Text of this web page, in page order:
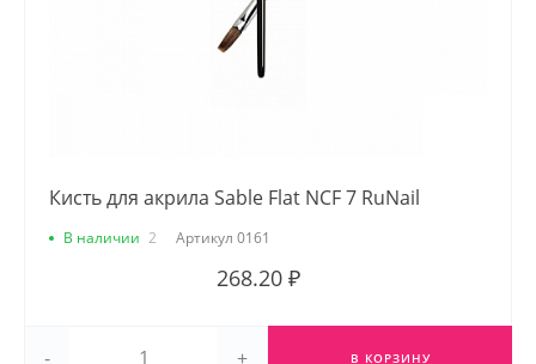
Кисть для акрила Sable Flat NCF 7 RuNail
В наличии 2 Артикул 0161
268.20 ₽
- + В КОРЗИНУ